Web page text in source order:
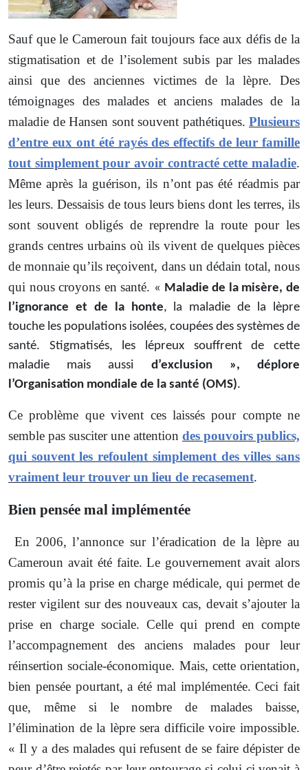
Sauf que le Cameroun fait toujours face aux défis de la
stigmatisation et de l’isolement subis par les malades
ainsi que des anciennes victimes de la lèpre. Des
témoignages des malades et anciens malades de la
maladie de Hansen sont souvent pathétiques. Plusieurs
d’entre eux ont été rayés des effectifs de leur famille
tout simplement pour avoir contracté cette maladie.
Même après la guérison, ils n’ont pas été réadmis par
les leurs. Dessaisis de tous leurs biens dont les terres, ils
sont souvent obligés de reprendre la route pour les
grands centres urbains où ils vivent de quelques pièces
de monnaie qu’ils reçoivent, dans un dédain total, nous
qui nous croyons en santé. « Maladie de la misère, de
l’ignorance et de la honte, la maladie de la lèpre
touche les populations isolées, coupées des systèmes de
santé. Stigmatisés, les lépreux souffrent de cette
maladie mais aussi d’exclusion », déplore
l’Organisation mondiale de la santé (OMS).
Ce problème que vivent ces laissés pour compte ne
semble pas susciter une attention des pouvoirs publics,
qui souvent les refoulent simplement des villes sans
vraiment leur trouver un lieu de recasement.
Bien pensée mal implémentée
En 2006, l’annonce sur l’éradication de la lèpre au
Cameroun avait été faite. Le gouvernement avait alors
promis qu’à la prise en charge médicale, qui permet de
rester vigilent sur des nouveaux cas, devait s’ajouter la
prise en charge sociale. Celle qui prend en compte
l’accompagnement des anciens malades pour leur
réinsertion sociale-économique. Mais, cette orientation,
bien pensée pourtant, a été mal implémentée. Ceci fait
que, même si le nombre de malades baisse,
l’élimination de la lèpre sera difficile voire impossible.
« Il y a des malades qui refusent de se faire dépister de